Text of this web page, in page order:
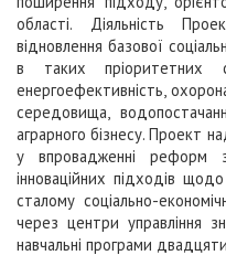
області. Діяльність
відновлення базової
в таких пріоритетних
енергоефективність,
середовища,
аграрного бізнесу. Проект
у впровадженні реформ
інноваційних підходів
сталому соціально-
через центри управління
навчальні програми